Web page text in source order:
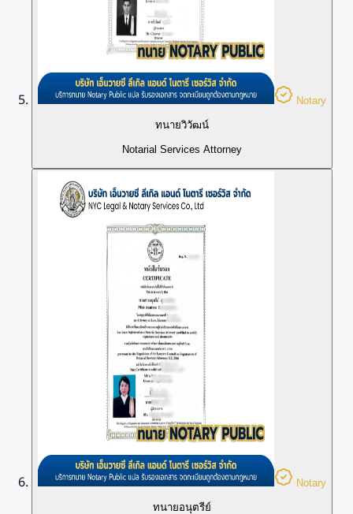
Notary
ทนายวิวัฒน์
Notarial Services Attorney
Notary
ทนายอนุตรีย์